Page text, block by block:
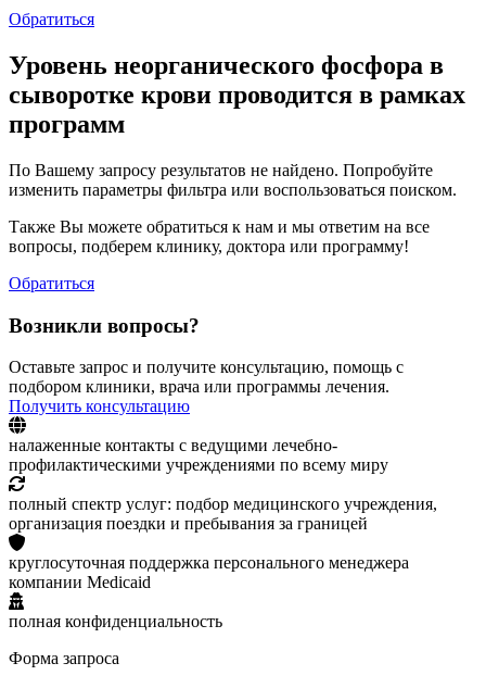
Обратиться
Уровень неорганического фосфора в
сыворотке крови проводится в рамках
программ
По Вашему запросу результатов не найдено. Попробуйте
изменить параметры фильтра или воспользоваться поиском.
Также Вы можете обратиться к нам и мы ответим на все
вопросы, подберем клинику, доктора или программу!
Обратиться
Возникли вопросы?
Оставьте запрос и получите консультацию, помощь с
подбором клиники, врача или программы лечения.
Получить консультацию
налаженные контакты с ведущими лечебно-
профилактическими учреждениями по всему миру
полный спектр услуг: подбор медицинского учреждения,
организация поездки и пребывания за границей
круглосуточная поддержка персонального менеджера
компании Medicaid
полная конфиденциальность
Форма запроса